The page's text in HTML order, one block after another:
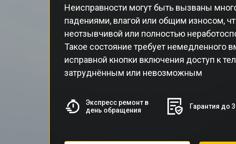
Неисправности могут быть вызваны
падениями, влагой или общим износом,
неотзывчивой или полностью
Такое состояние требует немедленного
исправной кнопки включения доступ к
затруднённым или невозможным
Экспресс ремонт в
день обращения
Гарантия до